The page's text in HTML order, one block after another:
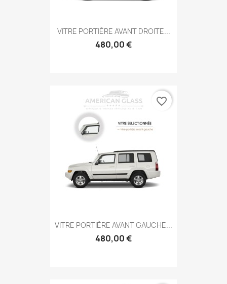
VITRE PORTIÈRE AVANT DROITE...
480,00 €
VITRE PORTIÈRE AVANT GAUCHE...
480,00 €
favorite_border